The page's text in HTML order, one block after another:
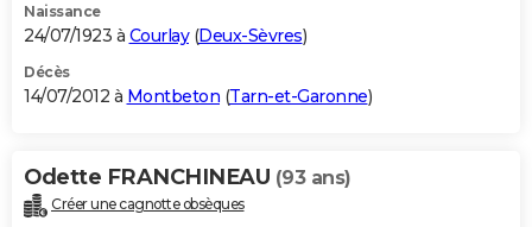
Naissance
24/07/1923 à Courlay(Deux-Sèvres)
Décès
14/07/2012 à Montbeton (Tarn-et-Garonne)
Odette FRANCHINEAU (93 ans)
Créer une cagnotte obsèques